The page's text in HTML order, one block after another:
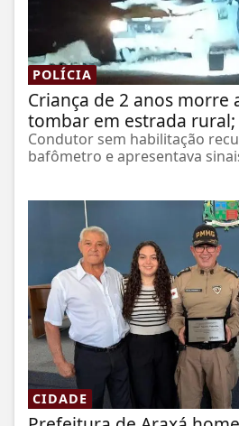
POLÍCIA
Criança de 2 anos morre
tombar em estrada rural;
Condutor sem habilitação
bafômetro e apresentava
CIDADE